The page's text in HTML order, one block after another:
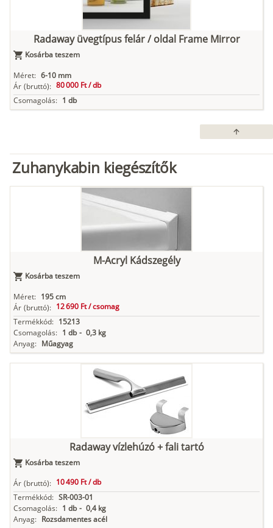
Radaway üvegtípus felár / oldal Frame Mirror
Kosárba teszem
Méret: 6-10 mm
Ár (bruttó): 80 000 Ft /db
Csomagolás: 1 db
arrow_upward
Zuhanykabin kiegészítők
M-Acryl Kádszegély
Kosárba teszem
Méret: 195 cm
Ár (bruttó): 12 690 Ft /csomag
Termékkód: 15213
Csomagolás: 1 db - 0,3 kg
Anyag: Műagyag
Radaway vízlehúzó + fali tartó
Kosárba teszem
Ár (bruttó): 10 490 Ft /db
Termékkód: SR-003-01
Csomagolás: 1 db - 0,4 kg
Anyag: Rozsdamentes acél